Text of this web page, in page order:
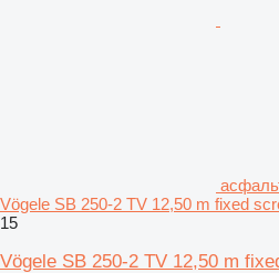
Vögele SB 250-2 TV 12,50 m fixed
15
Vögele SB 250-2 TV 12,50 m